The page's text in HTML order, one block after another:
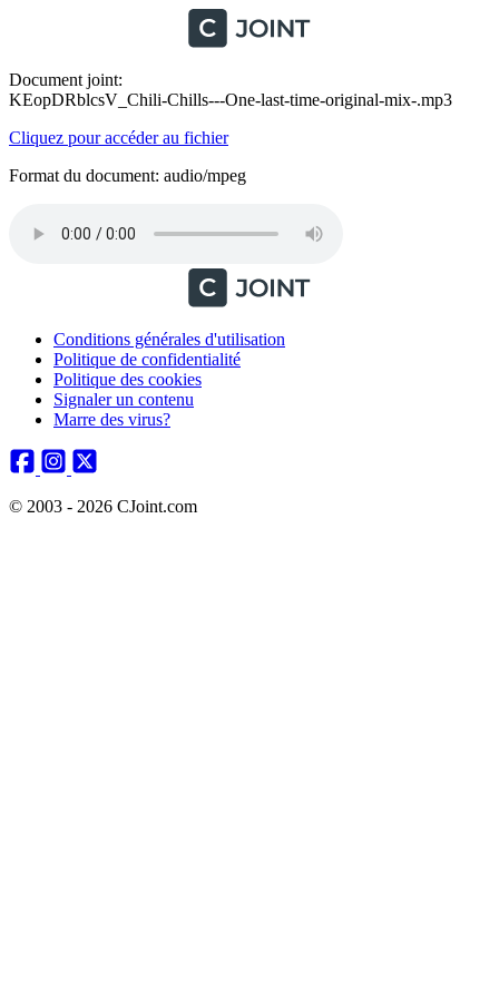
Document joint:
KEopDRblcsV_Chili-Chills---One-last-time-original-mix-.mp3
Cliquez pour accéder au fichier
Format du document: audio/mpeg
Conditions générales d'utilisation
Politique de confidentialité
Politique des cookies
Signaler un contenu
Marre des virus?
© 2003 - 2026 CJoint.com